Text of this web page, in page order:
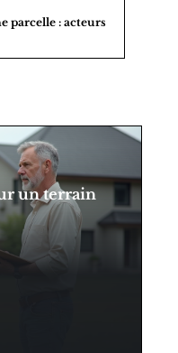
parcelle : acteurs
un terrain